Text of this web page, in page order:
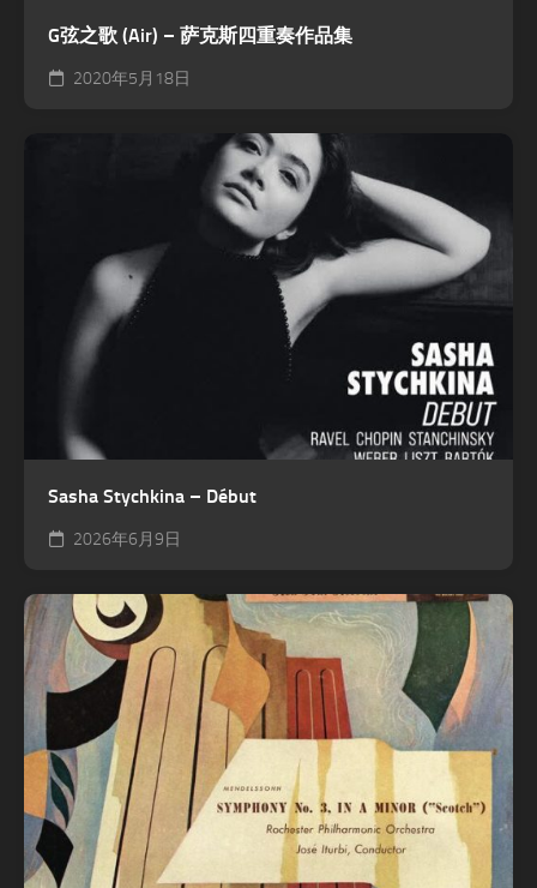
G弦之歌 (Air) – 萨克斯四重奏作品集
2020年5月18日
Sasha Stychkina – Début
2026年6月9日